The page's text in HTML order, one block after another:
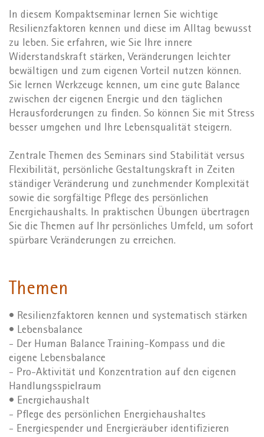
In diesem Kompaktseminar lernen Sie wichtige
Resilienzfaktoren kennen und diese im Alltag bewusst
zu leben. Sie erfahren, wie Sie Ihre innere
Widerstandskraft stärken, Veränderungen leichter
bewältigen und zum eigenen Vorteil nutzen können.
Sie lernen Werkzeuge kennen, um eine gute Balance
zwischen der eigenen Energie und den täglichen
Herausforderungen zu finden. So können Sie mit Stress
besser umgehen und Ihre Lebensqualität steigern.
Zentrale Themen des Seminars sind Stabilität versus
Flexibilität, persönliche Gestaltungskraft in Zeiten
ständiger Veränderung und zunehmender Komplexität
sowie die sorgfältige Pflege des persönlichen
Energiehaushalts. In praktischen Übungen übertragen
Sie die Themen auf Ihr persönliches Umfeld, um sofort
spürbare Veränderungen zu erreichen.
Themen
• Resilienzfaktoren kennen und systematisch stärken
• Lebensbalance
- Der Human Balance Training-Kompass und die
eigene Lebensbalance
- Pro-Aktivität und Konzentration auf den eigenen
Handlungsspielraum
• Energiehaushalt
- Pflege des persönlichen Energiehaushaltes
- Energiespender und Energieräuber identifizieren